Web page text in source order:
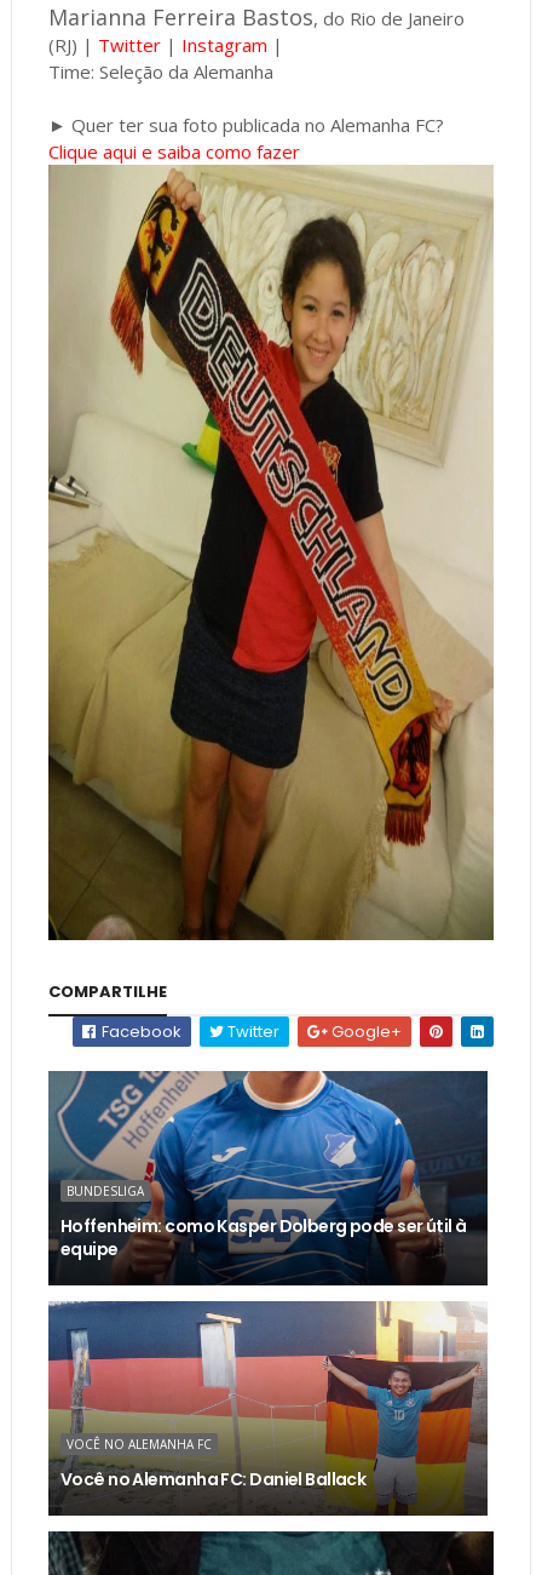
Marianna Ferreira Bastos, do Rio de Janeiro
(RJ) | Twitter| Instagram |
Time: Seleção da Alemanha
► Quer ter sua foto publicada no Alemanha FC?
Clique aqui e saiba como fazer
COMPARTILHE
Facebook
Twitter Google+
BUNDESLIGA
Hoffenheim: como Kasper Dolberg pode ser útil à
equipe
VOCÊ NO ALEMANHA FC
Você no Alemanha FC: Daniel Ballack